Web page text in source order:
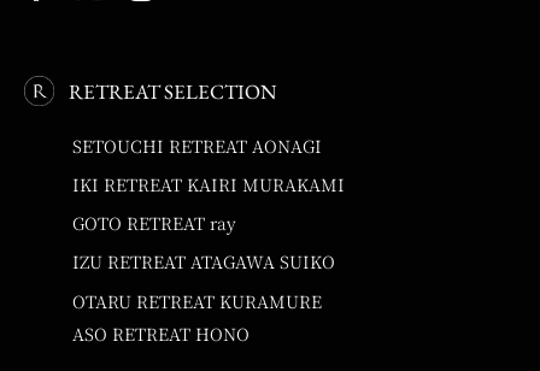
RETREAT SELECTION
SETOUCHI RETREAT AONAGI
IKI RETREAT KAIRI MURAKAMI
GOTO RETREAT ray
IZU RETREAT ATAGAWA SUIKO
OTARU RETREAT KURAMURE
ASO RETREAT HONO